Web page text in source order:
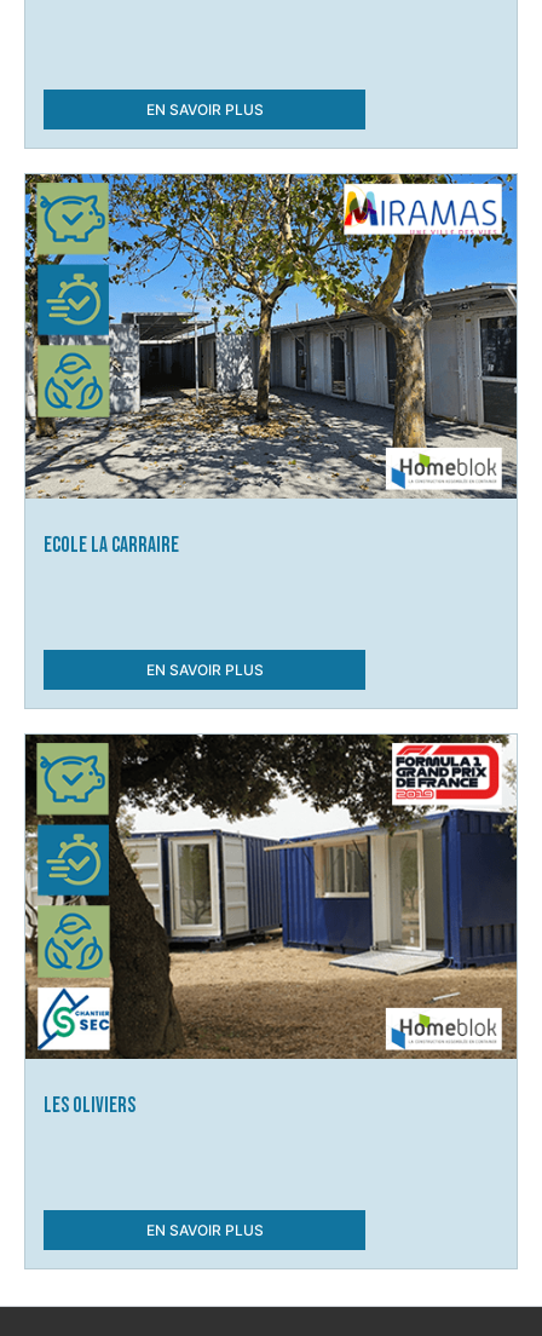
EN SAVOIR PLUS
Ecole La Carraire
EN SAVOIR PLUS
Les Oliviers
EN SAVOIR PLUS